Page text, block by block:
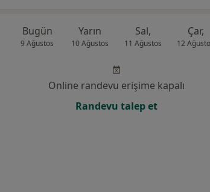
Bugün
9 Ağustos
Yarın
10 Ağustos
Sal,
11 Ağustos
Çar,
12
Online randevu erişime kapalı
Randevu talep et